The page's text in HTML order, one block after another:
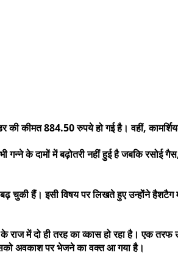
की कीमत 884.50 रुपये हो गई है। वहीं,
गन्ने के दामों में बढ़ोतरी नहीं हुई है जबकि रसोई
चुकी हैं। इसी विषय पर लिखते हुए उन्होंने
राज में दो ही तरह का व्कास हो रहा है। एक
अवकाश पर भेजने का वक्त आ गया है।